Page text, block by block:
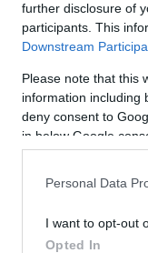
further disclosure of
participants. This
Downstream
Please note that this
information including
deny consent to
in below Google
Personal Data
I want to opt-out
Opted In